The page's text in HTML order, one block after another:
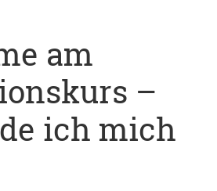
am
–
ich mich